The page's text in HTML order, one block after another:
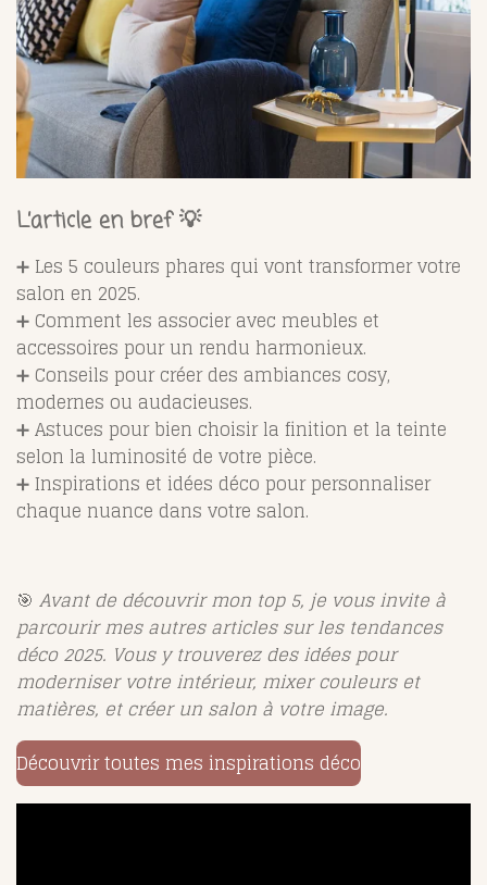
L’article en bref 💡
➕ Les 5 couleurs phares qui vont transformer votre
salon en 2025.
➕ Comment les associer avec meubles et
accessoires pour un rendu harmonieux.
➕ Conseils pour créer des ambiances cosy,
modernes ou audacieuses.
➕ Astuces pour bien choisir la finition et la teinte
selon la luminosité de votre pièce.
➕ Inspirations et idées déco pour personnaliser
chaque nuance dans votre salon.
🎯 Avant de découvrir mon top 5, je vous invite à
parcourir mes autres articles sur les tendances
déco 2025. Vous y trouverez des idées pour
moderniser votre intérieur, mixer couleurs et
matières, et créer un salon à votre image.
Découvrir toutes mes inspirations déco